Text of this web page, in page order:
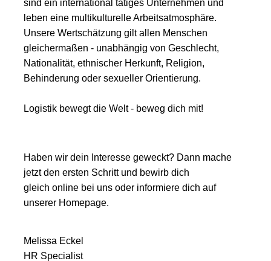
sind ein international tätiges Unternehmen und
leben eine multikulturelle Arbeitsatmosphäre.
Unsere Wertschätzung gilt allen Menschen
gleichermaßen - unabhängig von Geschlecht,
Nationalität, ethnischer Herkunft, Religion,
Behinderung oder sexueller Orientierung.
Logistik bewegt die Welt - beweg dich mit!
Haben wir dein Interesse geweckt? Dann mache
jetzt den ersten Schritt und bewirb dich
gleich online bei uns oder informiere dich auf
unserer Homepage.
Melissa Eckel
HR Specialist